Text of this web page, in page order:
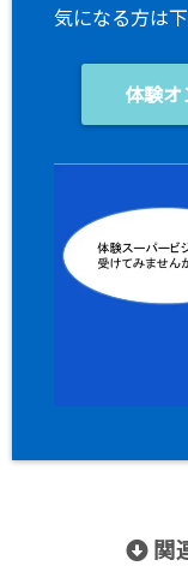
気になる方は
体験
関